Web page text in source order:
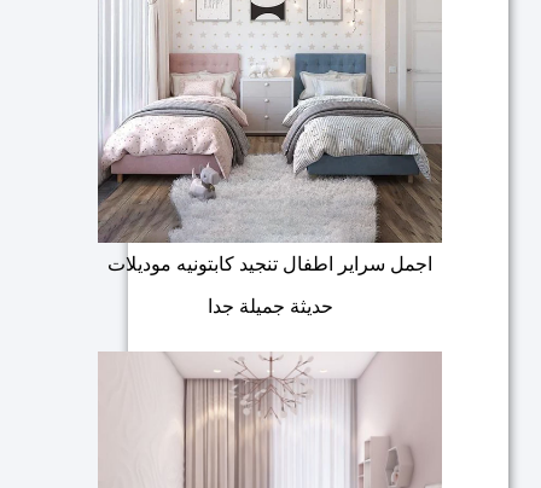
اجمل سراير اطفال تنجيد كابتونيه موديلات
حديثة جميلة جدا